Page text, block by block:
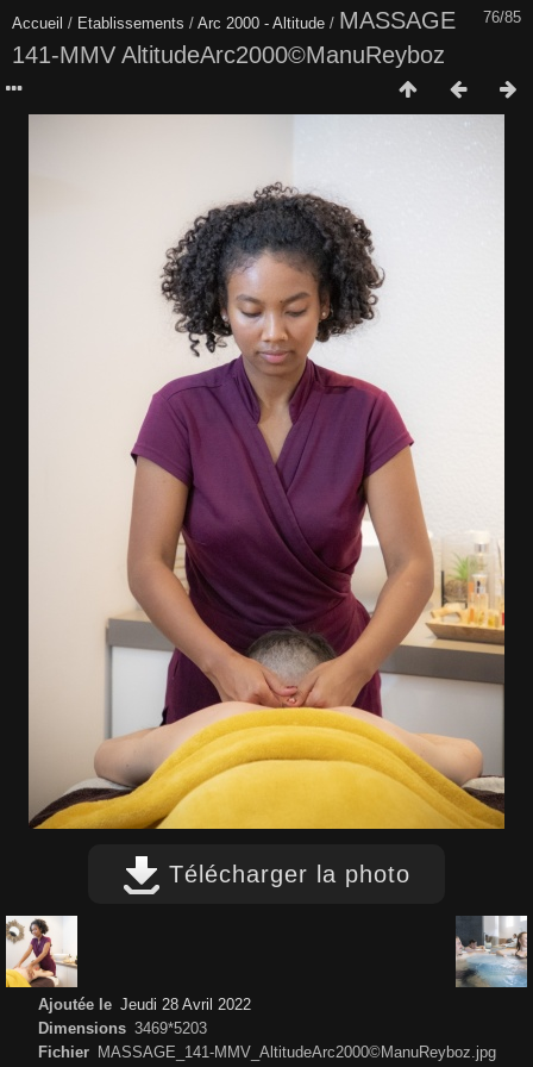
76/85
Accueil / Etablissements / Arc 2000 - Altitude / MASSAGE
141-MMV AltitudeArc2000©ManuReyboz
Télécharger la photo
Ajoutée le Jeudi 28 Avril 2022
Dimensions 3469*5203
Fichier MASSAGE_141-MMV_AltitudeArc2000©ManuReyboz.jpg